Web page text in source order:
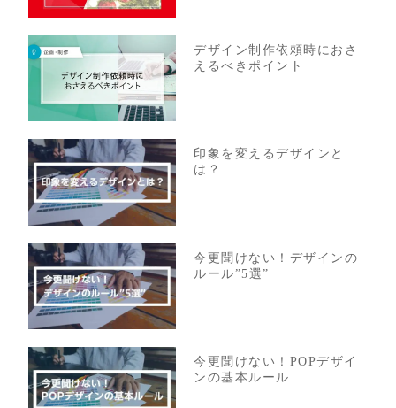
デザイン制作依頼時におさ
えるべきポイント
印象を変えるデザインと
は？
今更聞けない！デザインの
ルール”5選”
今更聞けない！POPデザイ
ンの基本ルール